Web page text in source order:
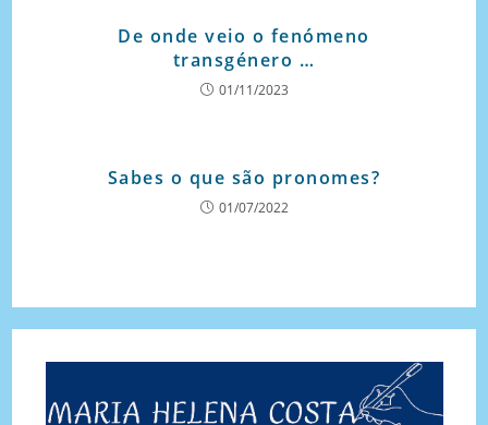
De onde veio o fenómeno
transgénero …
01/11/2023
Sabes o que são pronomes?
01/07/2022